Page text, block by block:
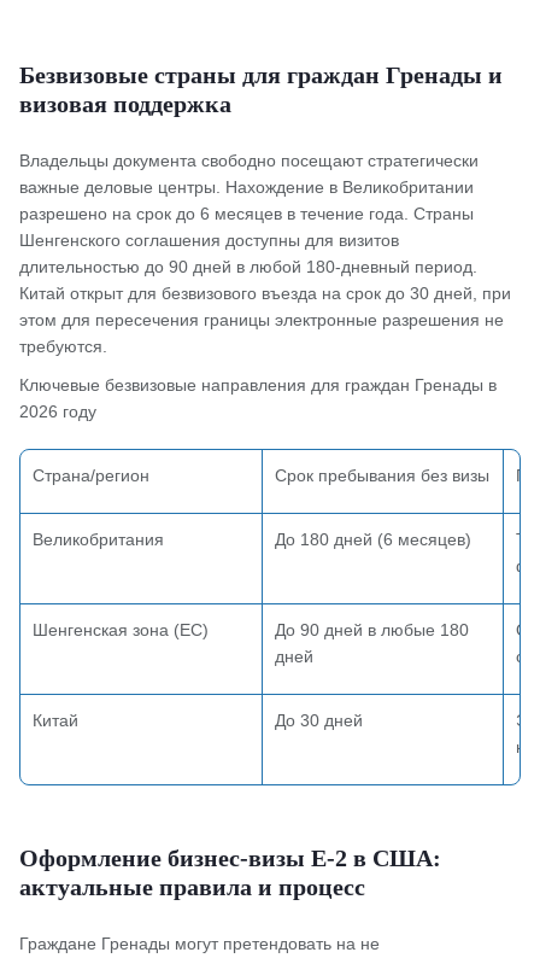
Безвизовые страны для граждан Гренады и
визовая поддержка
Владельцы документа свободно посещают стратегически
важные деловые центры. Нахождение в Великобритании
разрешено на срок до 6 месяцев в течение года. Страны
Шенгенского соглашения доступны для визитов
длительностью до 90 дней в любой 180-дневный период.
Китай открыт для безвизового въезда на срок до 30 дней, при
этом для пересечения границы электронные разрешения не
требуются.
Ключевые безвизовые направления для граждан Гренады в
2026 году
Страна/регион Срок пребывания без визы
Великобритания До 180 дней (6 месяцев)
Шенгенская зона (ЕС)
До 90 дней в любые 180
дней
Китай До 30 дней
не
Оформление бизнес-визы E-2 в США:
актуальные правила и процесс
Граждане Гренады могут претендовать на не